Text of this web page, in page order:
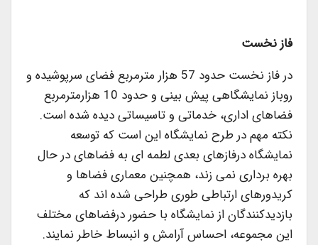
فاز نخست
در فاز نخست حدود 57 هزار مترمربع فضای سرپوشیده و
روباز نمایشگاهی پیش بینی و حدود 10 هزارمترمربع
فضاهای اداری، خدماتی و تاسیساتی دیده شده است.
نکته مهم در طرح نمایشگاه این است که توسعه
نمایشگاه درفازهای بعدی لطمه ای به فضاهای در حال
بهره برداری نمی زند، همچنین معماری فضاها و
کریدورهای ارتباطی طوری طراحی شده اند که
بازدیدکنندگان از نمایشگاه با حضور درفضاهای مختلف
این مجموعه، احساس آرامش و انبساط خاطر نمایند.